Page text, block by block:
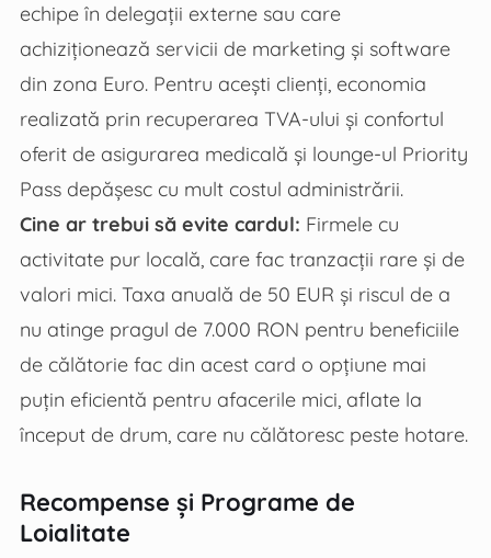
echipe în delegații externe sau care
achiziționează servicii de marketing și software
din zona Euro. Pentru acești clienți, economia
realizată prin recuperarea TVA-ului și confortul
oferit de asigurarea medicală și lounge-ul Priority
Pass depășesc cu mult costul administrării.
Cine ar trebui să evite cardul: Firmele cu
activitate pur locală, care fac tranzacții rare și de
valori mici. Taxa anuală de 50 EUR și riscul de a
nu atinge pragul de 7.000 RON pentru beneficiile
de călătorie fac din acest card o opțiune mai
puțin eficientă pentru afacerile mici, aflate la
început de drum, care nu călătoresc peste hotare.
Recompense și Programe de
Loialitate